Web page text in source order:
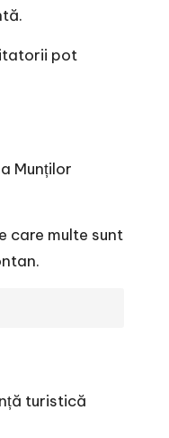
pot
Munților
care multe sunt
turistică